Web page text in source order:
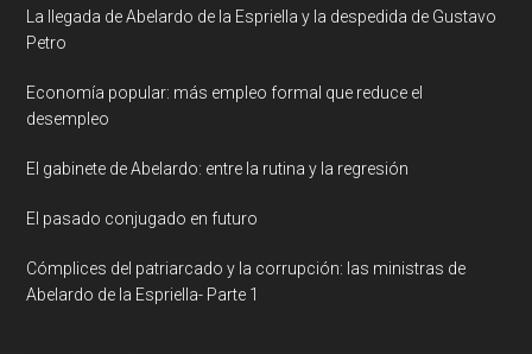
La llegada de Abelardo de la Espriella y la despedida de Gustavo
Petro
Economía popular: más empleo formal que reduce el
desempleo
El gabinete de Abelardo: entre la rutina y la regresión
El pasado conjugado en futuro
Cómplices del patriarcado y la corrupción: las ministras de
Abelardo de la Espriella- Parte 1